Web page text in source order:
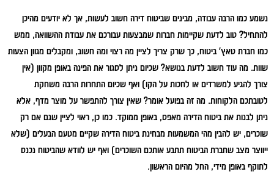
נשמע כמו הרבה עבודה, מבינים שביטוח דירה חשוב לעשות, אך לא יודעים מהיכן
להתחיל? טוב לדעת שקיימות חברות שמבצעות עבורכם את עבודת ההשוואה, ממש
כמו חברת טאץ' ביטוח, כך שרק צריך לציין מה רצוי ומה חשוב, ומקבלים מגוון הצעות
שוות. מה עוד חשוב לדעת בנושא? שכיום ניתן לסגור את הפינה באופן מקוון (אין
צורך להגיע למשרדים או לחכות על הקו) ואף שכיום התחרות הרבה משחקת
לטובתכם הלקוחות. מה זה בפועל אומר? שאין צורך להתפשר על מוצר מדף, אלא
ניתן לבנות את ביטוח הדירה מאפס, באופן ממוקד. כמו כן, ראוי לציין שגם אם רק
שוכרים, יש להבין מהי המשמעות מבחינת ביטוח הדירה שקיים מטעם הבעלים (שלא
ייווצר מצב שחברת הביטוח תתבע אותכם השוכרים) ואף יש לוודא שהביטוח נכנס
לתוקף באופן מידי, החל מהיום הראשון.